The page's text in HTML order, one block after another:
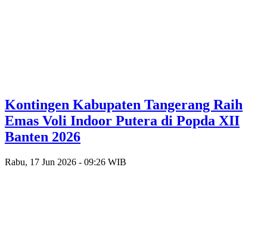
Kontingen Kabupaten Tangerang Raih
Emas Voli Indoor Putera di Popda XII
Banten 2026
Rabu, 17 Jun 2026 - 09:26 WIB